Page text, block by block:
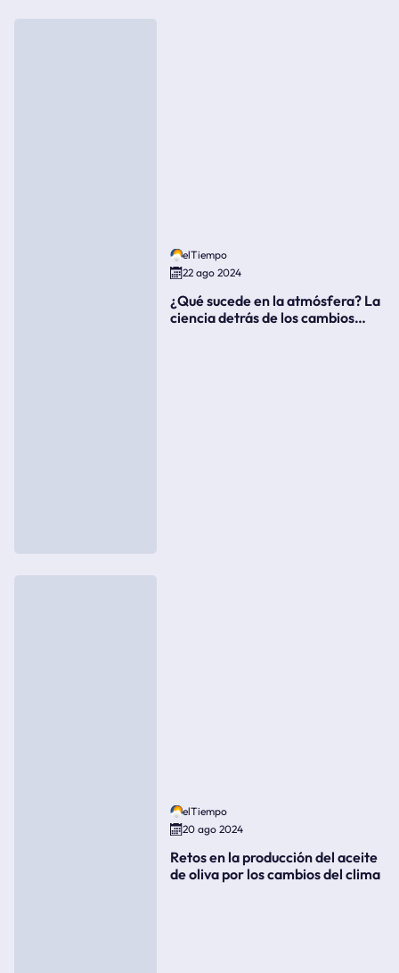
elTiempo
22 ago 2024
¿Qué sucede en la atmósfera? La
ciencia detrás de los cambios
elTiempo
20 ago 2024
Retos en la producción del aceite
de oliva por los cambios del clima